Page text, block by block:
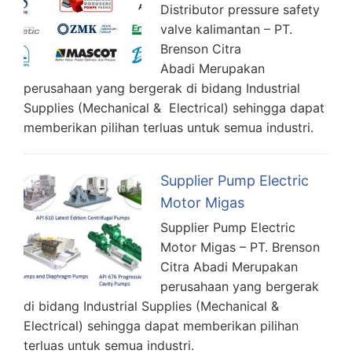
Distributor pressure safety
valve kalimantan – PT.
Brenson Citra
Abadi Merupakan
perusahaan yang bergerak di bidang Industrial
Supplies (Mechanical & Electrical) sehingga dapat
memberikan pilihan terluas untuk semua industri.
Supplier Pump Electric
Motor Migas
Supplier Pump Electric
Motor Migas – PT. Brenson
Citra Abadi Merupakan
perusahaan yang bergerak
di bidang Industrial Supplies (Mechanical &
Electrical) sehingga dapat memberikan pilihan
terluas untuk semua industri.